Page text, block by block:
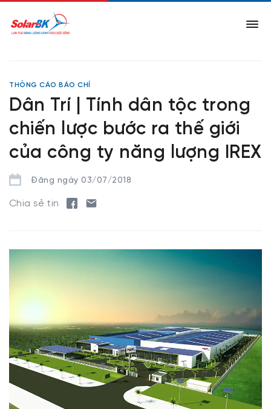
THÔNG CÁO BÁO CHÍ
Dân Trí | Tính dân tộc trong
chiến lược bước ra thế giới
của công ty năng lượng IREX
Đăng ngày 03/07/2018
Chia sẻ tin